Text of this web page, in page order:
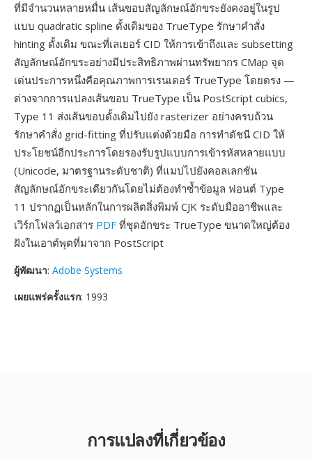
ที่มีจำนวนหลายหมื่น เส้นขอบสัญลักษณ์อักขระยังคงอยู่ในรูป
แบบ quadratic spline ดั้งเดิมของ TrueType รักษาคำสั่ง
hinting ดั้งเดิม ขณะที่เลเยอร์ CID ให้การเข้าถึงและ subsetting
สัญลักษณ์อักขระอย่างมีประสิทธิภาพผ่านทรัพยากร CMap จุด
เด่นประการหนึ่งคือคุณภาพการเรนเดอร์ TrueType โดยตรง —
ต่างจากการแปลงเส้นขอบ TrueType เป็น PostScript cubics,
Type 11 ส่งเส้นขอบดั้งเดิมไปยัง rasterizer อย่างครบถ้วน
รักษาคำสั่ง grid-fitting ที่ปรับแต่งด้วยมือ การทำดัชนี CID ให้
ประโยชน์อีกประการโดยรองรับรูปแบบการเข้ารหัสหลายแบบ
(Unicode, มาตรฐานระดับชาติ) ที่แมปไปยังคอลเลกชัน
สัญลักษณ์อักขระเดียวกันโดยไม่ต้องทำซ้ำข้อมูล ฟอนต์ Type
11 ปรากฏเป็นหลักในการผลิตสิ่งพิมพ์ CJK ระดับมืออาชีพและ
เวิร์กโฟลว์เอกสาร PDF ที่ชุดอักขระ TrueType ขนาดใหญ่ต้อง
ฝังในเอาต์พุตที่มาจาก PostScript
ผู้พัฒนา: Adobe Systems
เผยแพร่ครั้งแรก: 1993
การแปลงที่เกี่ยวข้อง